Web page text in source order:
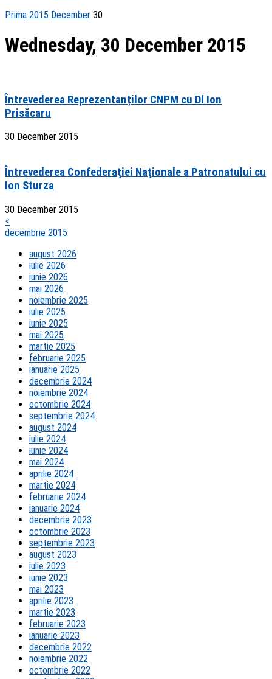
Prima 2015 December 30
Wednesday, 30 December 2015
Întrevederea Reprezentanților CNPM cu Dl Ion
Prisăcaru
30 December 2015
Întrevederea Confederaţiei Naţionale a Patronatului cu
Ion Sturza
30 December 2015
<
decembrie 2015
august 2026
iulie 2026
iunie 2026
mai 2026
noiembrie 2025
iulie 2025
iunie 2025
mai 2025
martie 2025
februarie 2025
ianuarie 2025
decembrie 2024
noiembrie 2024
octombrie 2024
septembrie 2024
august 2024
iulie 2024
iunie 2024
mai 2024
aprilie 2024
martie 2024
februarie 2024
ianuarie 2024
decembrie 2023
octombrie 2023
septembrie 2023
august 2023
iulie 2023
iunie 2023
mai 2023
aprilie 2023
martie 2023
februarie 2023
ianuarie 2023
decembrie 2022
noiembrie 2022
octombrie 2022